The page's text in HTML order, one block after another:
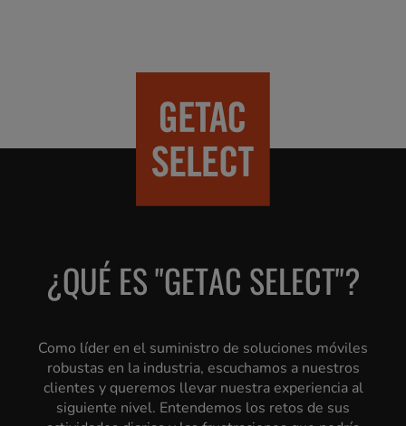
¿QUÉ ES "GETAC SELECT"?
Como líder en el suministro de soluciones móviles
robustas en la industria, escuchamos a nuestros
clientes y queremos llevar nuestra experiencia al
siguiente nivel. Entendemos los retos de sus